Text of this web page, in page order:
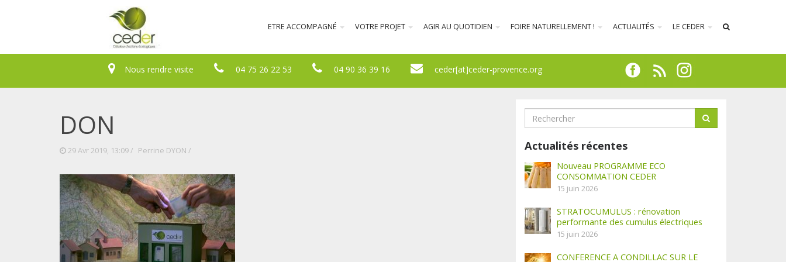
ETRE ACCOMPAGNÉ VOTRE PROJET AGIR AU QUOTIDIEN FOIRE NATURELLEMENT ! ACTUALITÉS LE CEDER
Nous rendre visite 04 75 26 22 53 04 90 36 39 16 ceder[at]ceder-provence.org
DON
29 Avr 2019, 13:09 / Perrine DYON / Actualités récentes
Nouveau PROGRAMME ECO
CONSOMMATION CEDER
15 juin 2026
STRATOCUMULUS : rénovation
performante des cumulus électriques
15 juin 2026
CONFERENCE A CONDILLAC SUR LE